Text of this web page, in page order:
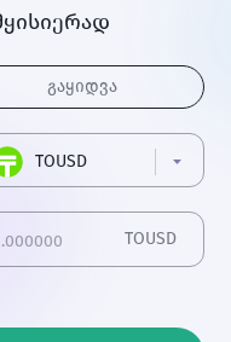
გაყიდვა
TOUSD
TOUSD